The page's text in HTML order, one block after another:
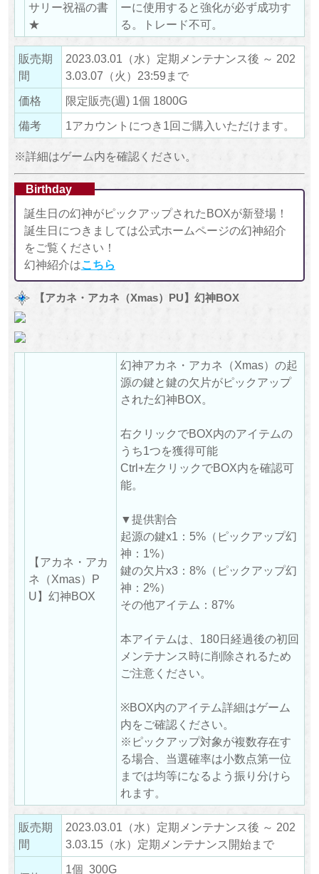
サリー祝福の書
★
ーに使用すると強化が必ず成功す
る。トレード不可。
販売期
間
2023.03.01（水）定期メンテナンス後 ～ 202
3.03.07（火）23:59まで
価格
限定販売(週) 1個 1800G
備考
1アカウントにつき1回ご購入いただけます。
※詳細はゲーム内を確認ください。
Birthday
誕生日の幻神がピックアップされたBOXが新登場！
誕生日につきましては公式ホームページの幻神紹介
をご覧ください！
幻神紹介はこちら
【アカネ・アカネ（Xmas）PU】幻神BOX
【アカネ・アカ
ネ（Xmas）P
U】幻神BOX
幻神アカネ・アカネ（Xmas）の起
源の鍵と鍵の欠片がピックアップ
された幻神BOX。
右クリックでBOX内のアイテムの
うち1つを獲得可能
Ctrl+左クリックでBOX内を確認可
能。
▼提供割合
起源の鍵x1：5%（ピックアップ幻
神：1%）
鍵の欠片x3：8%（ピックアップ幻
神：2%）
その他アイテム：87%
本アイテムは、180日経過後の初回
メンテナンス時に削除されるため
ご注意ください。
※BOX内のアイテム詳細はゲーム
内をご確認ください。
※ピックアップ対象が複数存在す
る場合、当選確率は小数点第一位
までは均等になるよう振り分けら
れます。
販売期
間
2023.03.01（水）定期メンテナンス後 ～ 202
3.03.15（水）定期メンテナンス開始まで
1個 300G